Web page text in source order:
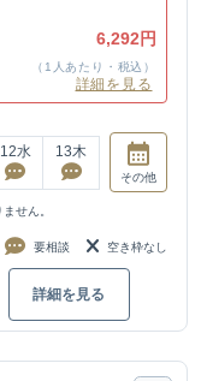
6,292円
（1人あたり・税込）
詳細を見る
12水 13木
その他
せん。
要相談 空き枠なし
詳細を見る